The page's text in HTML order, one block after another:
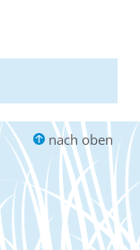
nach oben